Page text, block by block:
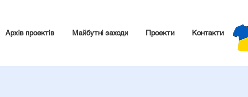
Архів проектів Майбутні заходи Проекти Контакти